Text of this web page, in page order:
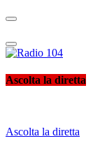
Radio 104
Like It !
Ascolta la diretta
Ascolta la diretta